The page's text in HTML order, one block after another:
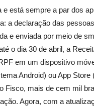
e está sempre a par dos
a declaração das
e enviada por meio de
o dia 30 de abril, a
em um dispositivo
Android) ou App Store
Fisco, mais de cem mil
Agora, com a